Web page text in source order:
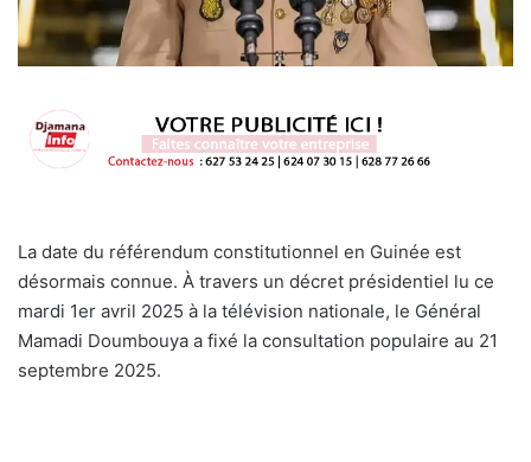
La date du référendum constitutionnel en Guinée est
désormais connue. À travers un décret présidentiel lu ce
mardi 1er avril 2025 à la télévision nationale, le Général
Mamadi Doumbouya a fixé la consultation populaire au 21
septembre 2025.